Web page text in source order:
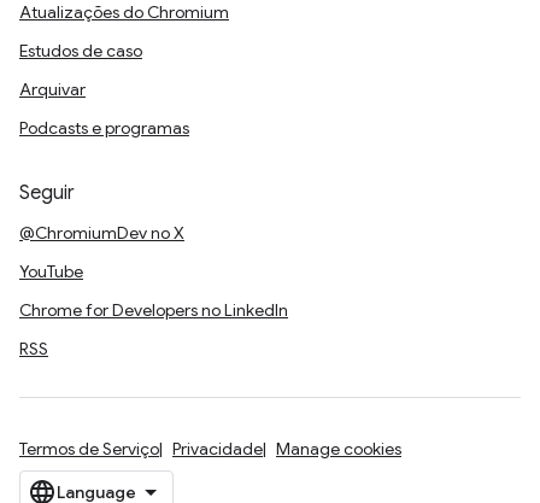
Atualizações do Chromium
Estudos de caso
Arquivar
Podcasts e programas
Seguir
@ChromiumDev no X
YouTube
Chrome for Developers no LinkedIn
RSS
Termos de Serviço Privacidade Manage cookies